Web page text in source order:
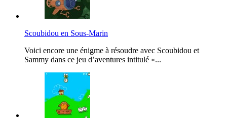
Scoubidou en Sous-Marin
Voici encore une énigme à résoudre avec Scoubidou et
Sammy dans ce jeu d’aventures intitulé «...